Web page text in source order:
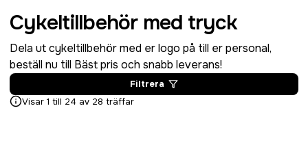
Cykeltillbehör med tryck
Dela ut cykeltillbehör med er logo på till er personal,
beställ nu till Bäst pris och snabb leverans!
Filtrera
Visar 1 till 24 av 28 träffar